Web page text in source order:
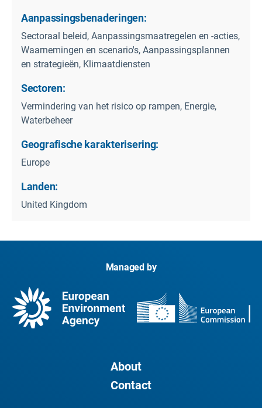
Aanpassingsbenaderingen:
Sectoraal beleid, Aanpassingsmaatregelen en -acties,
Waarnemingen en scenario's, Aanpassingsplannen
en strategieën, Klimaatdiensten
Sectoren:
Vermindering van het risico op rampen, Energie,
Waterbeheer
Geografische karakterisering:
Europe
Landen:
United Kingdom
Managed by
About
Contact